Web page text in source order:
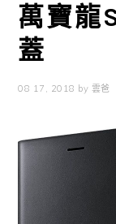
萬寶
蓋
08 17, 2018 by 雲爸